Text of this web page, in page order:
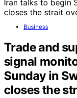
Business
Trade and
signal
Sunday in
closes the